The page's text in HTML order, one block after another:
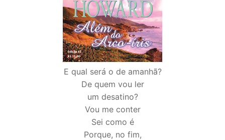
E qual será o de amanhã?
De quem vou ler
um desatino?
Vou me conter
Sei como é
Porque, no fim,